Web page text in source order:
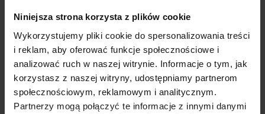
Niniejsza strona korzysta z plików cookie
Wykorzystujemy pliki cookie do spersonalizowania treści
i reklam, aby oferować funkcje społecznościowe i
analizować ruch w naszej witrynie. Informacje o tym, jak
korzystasz z naszej witryny, udostępniamy partnerom
społecznościowym, reklamowym i analitycznym.
Partnerzy mogą połączyć te informacje z innymi danymi